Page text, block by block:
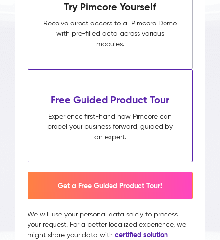
Try Pimcore Yourself
Receive direct access to a Pimcore Demo
with pre-filled data across various
modules.
Free Guided Product Tour
Experience first-hand how Pimcore can
propel your business forward, guided by
an expert.
Get a Free Guided Product Tour!
We will use your personal data solely to process
your request. For a better localized experience, we
might share your data with certified solution